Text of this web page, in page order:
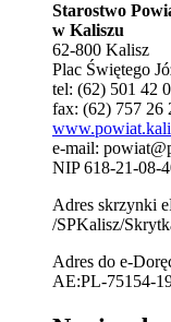
Starostwo
w Kaliszu
62-800 Kalisz
Plac Świętego
tel: (62) 501 42
fax: (62) 757 26
e-mail:
NIP 618-21-08-
Adres skrzynki
/SPKalisz/
Adres do e-
AE:PL-75154-